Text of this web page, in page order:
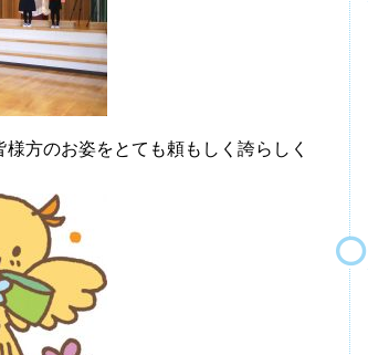
方のお姿をとても頼もしく誇らしく